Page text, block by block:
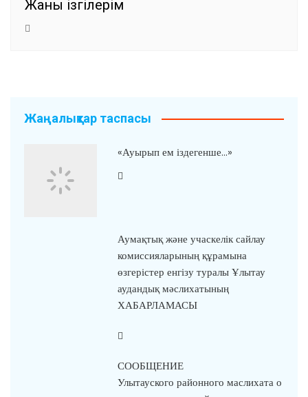
Жаны ізгілерім
Жаңалықтар таспасы
«Ауырып ем іздегенше…»
Аумақтық және учаскелік сайлау
комиссияларының құрамына
өзгерістер енгізу туралы Ұлытау
аудандық мәслихатының
ХАБАРЛАМАСЫ
СООБЩЕНИЕ
Улытауского районного маслихата о